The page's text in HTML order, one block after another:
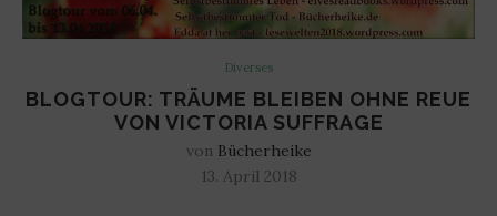
Diverses
BLOGTOUR: TRÄUME BLEIBEN OHNE REUE
VON VICTORIA SUFFRAGE
von Bücherheike
13. April 2018